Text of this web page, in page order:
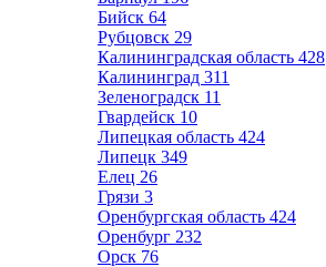
Бийск 64
Рубцовск 29
Калининградская область 428
Калининград 311
Зеленоградск 11
Гвардейск 10
Липецкая область 424
Липецк 349
Елец 26
Грязи 3
Оренбургская область 424
Оренбург 232
Орск 76